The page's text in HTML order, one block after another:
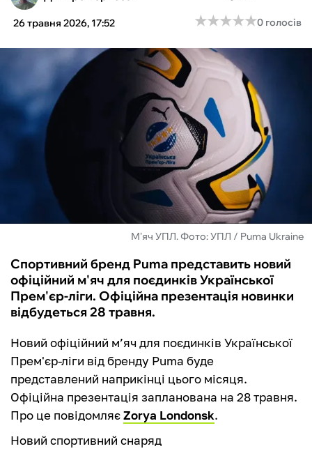
ТЕНІС
КІБЕРСПОРТ
ЧС-2026
ФУТЗАЛ
БУКМЕКЕРИ
26 травня 2026, 17:52 ★★★★★
★★★★★0 голосів
М'яч УПЛ. Фото: УПЛ / Puma Ukraine
Спортивний бренд Puma представить новий
офіційний м'яч для поєдинків Української
Прем'єр-ліги. Офіційна презентація новинки
відбудеться 28 травня.
Новий офіційний мʼяч для поєдинків Української
Прем'єр-ліги від бренду Puma буде
представлений наприкінці цього місяця.
Офіційна презентація запланована на 28 травня.
Про це повідомляєZorya Londonsk.
Новий спортивний снаряд